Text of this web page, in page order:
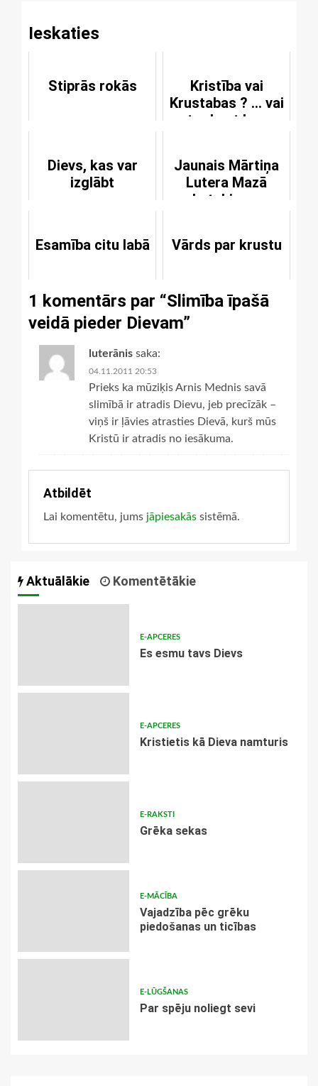
Ieskaties
Stiprās rokās
Kristība vai
Krustabas ? ... vai
tur kaut kas
Dievs, kas var
izglābt
Jaunais Mārtiņa
Lutera Mazā
katehisma
Esamība citu labā
Vārds par krustu
1 komentārs par “Slimība īpašā
veidā pieder Dievam”
luterānis saka:
04.11.2011 20:53
Prieks ka mūziķis Arnis Mednis savā
slimībā ir atradis Dievu, jeb precīzāk –
viņš ir ļāvies atrasties Dievā, kurš mūs
Kristū ir atradis no iesākuma.
Atbildēt
Lai komentētu, jums jāpiesakās sistēmā.
Aktuālākie Komentētākie
E-APCERES
Es esmu tavs Dievs
E-APCERES
Kristietis kā Dieva namturis
E-RAKSTI
Grēka sekas
E-MĀCĪBA
Vajadzība pēc grēku
piedošanas un ticības
E-LŪGŠANAS
Par spēju noliegt sevi